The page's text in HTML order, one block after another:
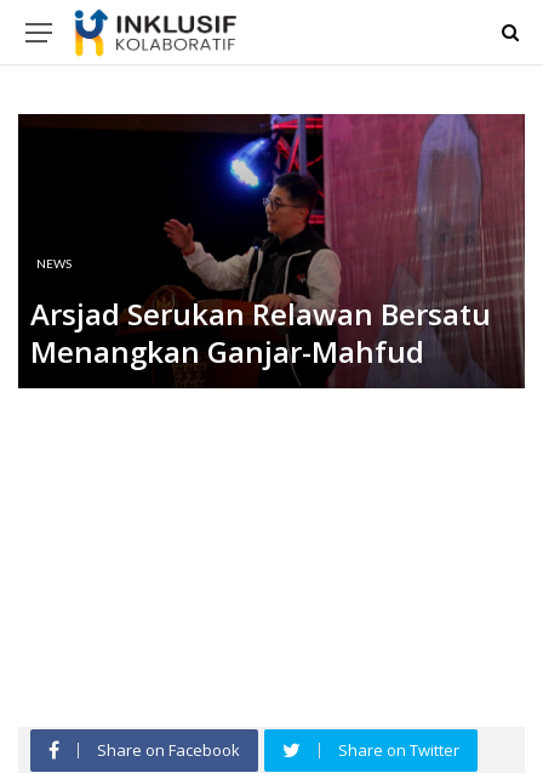
NEWS
Arsjad Serukan Relawan Bersatu
Menangkan Ganjar-Mahfud
Share on Facebook Share on Twitter